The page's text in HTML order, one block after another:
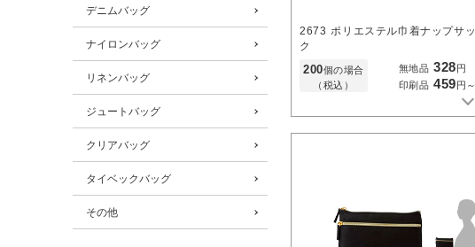
デニムバッグ
ナイロンバッグ
リネンバッグ
ジュートバッグ
クリアバッグ
タイベックバッグ
その他
2673 ポリエステル巾着ナップサッ
ク
200個の場合
（税込）
無地品 328 円
印刷品 459 円～